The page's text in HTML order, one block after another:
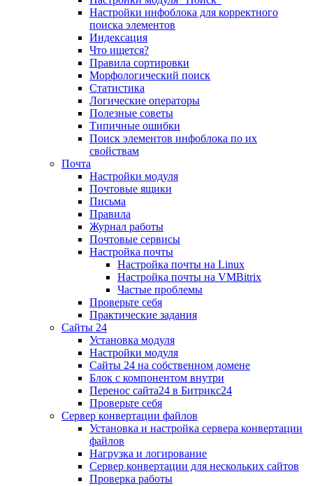
Настройки инфоблока для корректного
поиска элементов
Индексация
Что ищется?
Правила сортировки
Морфологический поиск
Статистика
Логические операторы
Полезные советы
Типичные ошибки
Поиск элементов инфоблока по их
свойствам
Почта
Настройки модуля
Почтовые ящики
Письма
Правила
Журнал работы
Почтовые сервисы
Настройка почты
Настройка почты на Linux
Настройка почты на VMBitrix
Частые проблемы
Проверьте себя
Практические задания
Сайты 24
Установка модуля
Настройки модуля
Сайты 24 на собственном домене
Блок с компонентом внутри
Перенос сайта24 в Битрикс24
Проверьте себя
Сервер конвертации файлов
Установка и настройка сервера конвертации
файлов
Нагрузка и логирование
Сервер конвертации для нескольких сайтов
Проверка работы